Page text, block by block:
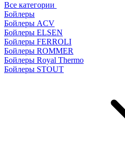
Все категории
Бойлеры
Бойлеры ACV
Бойлеры ELSEN
Бойлеры FERROLI
Бойлеры ROMMER
Бойлеры Royal Thermo
Бойлеры STOUT